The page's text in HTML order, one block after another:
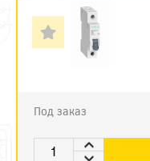
Под заказ